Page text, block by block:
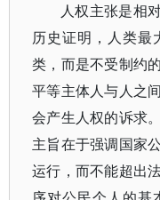
人权主张是相
历史证明，人类最
类，而是不受制约
平等主体人与人之
会产生人权的诉求
主旨在于强调国家
运行，而不能超出